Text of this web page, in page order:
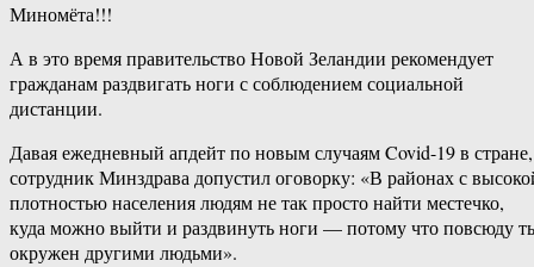
Миномёта!!!
А в это время правительство Новой Зеландии рекомендует
гражданам раздвигать ноги с соблюдением социальной
дистанции.
Давая ежедневный апдейт по новым случаям Covid-19 в стране,
сотрудник Минздрава допустил оговорку: «В районах с
плотностью населения людям не так просто найти местечко,
куда можно выйти и раздвинуть ноги — потому что повсюду
окружен другими людьми».